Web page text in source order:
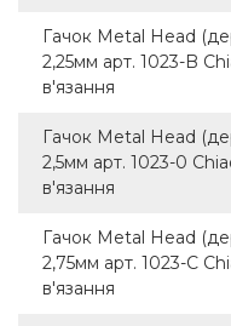
Гачок Metal Head
2,25мм арт. 1023-B
в'язання
Гачок Metal Head
2,5мм арт. 1023-0
в'язання
Гачок Metal Head
2,75мм арт. 1023-C
в'язання